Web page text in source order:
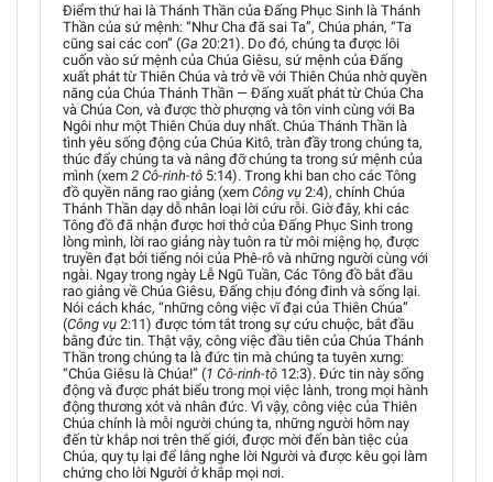
Điểm thứ hai là Thánh Thần của Đấng Phục Sinh là Thánh
Thần của sứ mệnh: “Như Cha đã sai Ta”, Chúa phán, “Ta
cũng sai các con” (Ga 20:21). Do đó, chúng ta được lôi
cuốn vào sứ mệnh của Chúa Giêsu, sứ mệnh của Đấng
xuất phát từ Thiên Chúa và trở về với Thiên Chúa nhờ quyền
năng của Chúa Thánh Thần — Đấng xuất phát từ Chúa Cha
và Chúa Con, và được thờ phượng và tôn vinh cùng với Ba
Ngôi như một Thiên Chúa duy nhất. Chúa Thánh Thần là
tình yêu sống động của Chúa Kitô, tràn đầy trong chúng ta,
thúc đẩy chúng ta và nâng đỡ chúng ta trong sứ mệnh của
mình (xem 2 Cô-rinh-tô 5:14). Trong khi ban cho các Tông
đồ quyền năng rao giảng (xem Công vụ 2:4), chính Chúa
Thánh Thần dạy dỗ nhân loại lời cứu rỗi. Giờ đây, khi các
Tông đồ đã nhận được hơi thở của Đấng Phục Sinh trong
lòng mình, lời rao giảng này tuôn ra từ môi miệng họ, được
truyền đạt bởi tiếng nói của Phê-rô và những người cùng với
ngài. Ngay trong ngày Lễ Ngũ Tuần, Các Tông đồ bắt đầu
rao giảng về Chúa Giêsu, Đấng chịu đóng đinh và sống lại.
Nói cách khác, “những công việc vĩ đại của Thiên Chúa”
(Công vụ 2:11) được tóm tắt trong sự cứu chuộc, bắt đầu
bằng đức tin. Thật vậy, công việc đầu tiên của Chúa Thánh
Thần trong chúng ta là đức tin mà chúng ta tuyên xưng:
“Chúa Giêsu là Chúa!” (1 Cô-rinh-tô 12:3). Đức tin này sống
động và được phát biểu trong mọi việc lành, trong mọi hành
động thương xót và nhân đức. Vì vậy, công việc của Thiên
Chúa chính là mỗi người chúng ta, những người hôm nay
đến từ khắp nơi trên thế giới, được mời đến bàn tiệc của
Chúa, quy tụ lại để lắng nghe lời Người và được kêu gọi làm
chứng cho lời Người ở khắp mọi nơi.